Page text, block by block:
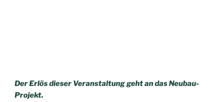
Der Erlös dieser Veranstaltung geht an das Neubau-
Projekt.